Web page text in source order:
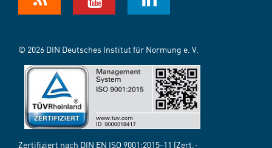
© 2026 DIN Deutsches Institut für Normung e. V.
Zertifiziert nach DIN EN ISO 9001:2015-11 (Zert.-